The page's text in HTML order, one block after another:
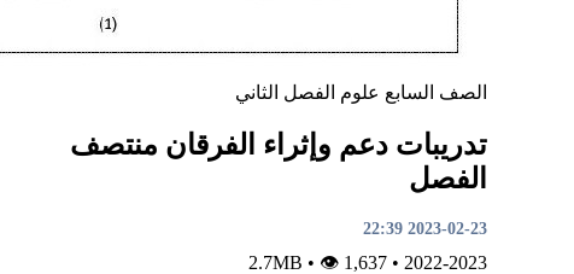
الصف السابع علوم الفصل الثاني
تدريبات دعم وإثراء الفرقان منتصف
الفصل
2023-02-23 22:39
2022-2023
•
• 👁 1,637